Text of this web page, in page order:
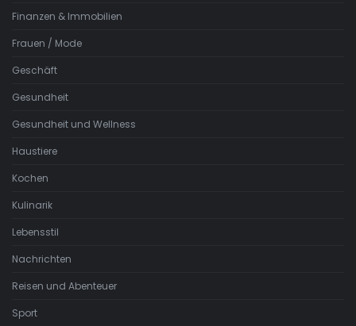
Finanzen & Immobilien
Frauen / Mode
Geschäft
Gesundheit
Gesundheit und Wellness
Haustiere
Kochen
Kulinarik
Lebensstil
Nachrichten
Reisen und Abenteuer
Sport